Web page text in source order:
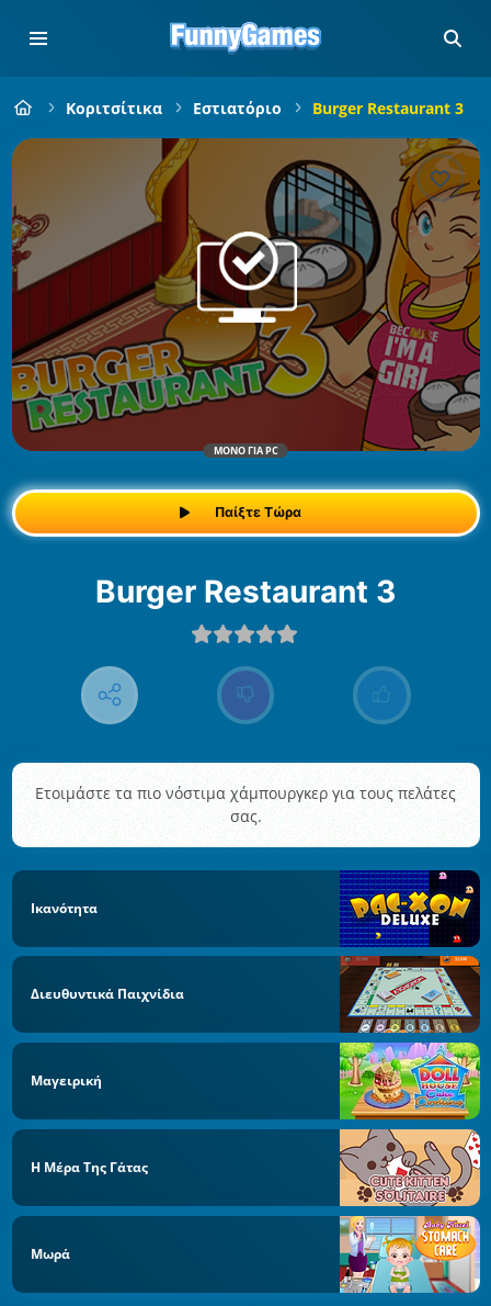
Κοριτσίτικα Εστιατόριο Burger Restaurant 3
ΜΌΝΟ ΓΙΑ PC
Παίξτε Τώρα
Burger Restaurant 3
Ετοιμάστε τα πιο νόστιμα χάμπουργκερ για τους πελάτες
σας.
Ικανότητα
Διευθυντικά Παιχνίδια
Μαγειρική
Η Μέρα Της Γάτας
Μωρά